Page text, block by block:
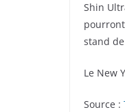
Shin
stand de
Le New
Source :